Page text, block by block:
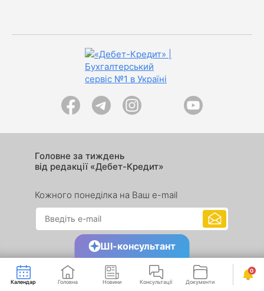
Головне за тиждень
від редакції «Дебет-Кредит»
Кожного понеділка на Ваш e-mail
Календар Головна Новини Консультації Документи Сервіси
0
ШІ-консультант